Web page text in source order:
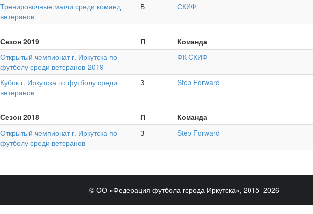
Тренировочные матчи среди команд
ветеранов
В СКИФ
Сезон 2019 П Команда
Открытый чемпионат г. Иркутска по
футболу среди ветеранов-2019
– ФК СКИФ
Кубок г. Иркутска по футболу среди
ветеранов
З Step Forward
Сезон 2018 П Команда
Открытый чемпионат г. Иркутска по
футболу среди ветеранов
З Step Forward
© ОО «Федерация футбола города Иркутска», 2015–2026